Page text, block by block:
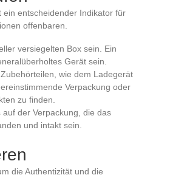
entscheidender Indikator für
offenbaren.
versiegelten Box sein. Ein
Gerät sein.
wie dem Ladegerät
Verpackung oder
zu finden.
der Verpackung, die das
und intakt sein.
die Authentizität und die